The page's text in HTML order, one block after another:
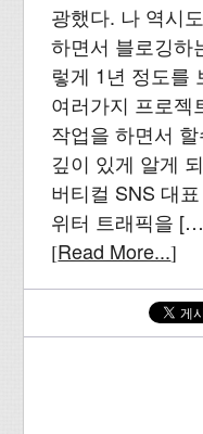
광했다. 나 역시
하면서 블로깅하
렇게 1년 정도를
여러가지 프로젝
작업을 하면서
깊이 있게 알게
버티컬 SNS 대
위터 트래픽을
[Read More...]